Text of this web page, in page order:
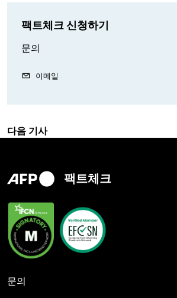
팩트체크 신청하기
문의
이메일
다음 기사
팩트체크
문의